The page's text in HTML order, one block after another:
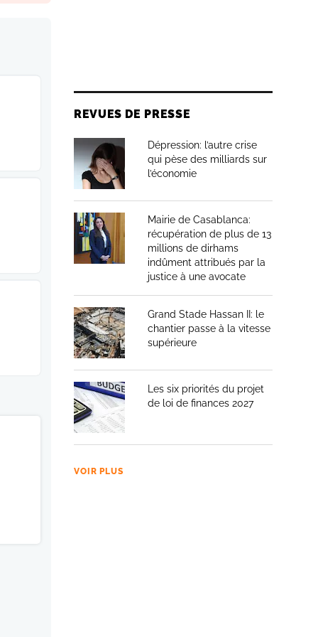
REVUES DE PRESSE
Dépression: l’autre crise
qui pèse des milliards sur
l’économie
Mairie de Casablanca:
récupération de plus de 13
millions de dirhams
indûment attribués par la
justice à une avocate
Grand Stade Hassan II: le
chantier passe à la vitesse
supérieure
Les six priorités du projet
de loi de finances 2027
VOIR PLUS